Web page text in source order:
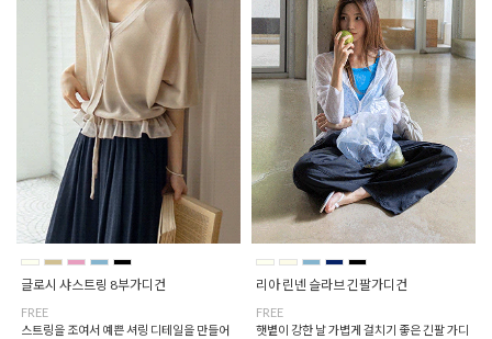
글로시 샤스트링 8부가디건
FREE
스트링을 조여서 예쁜 셔링 디테일을 만들어
리아 린넨 슬라브 긴팔가디건
FREE
햇볕이 강한 날 가볍게 걸치기 좋은 긴팔 가디